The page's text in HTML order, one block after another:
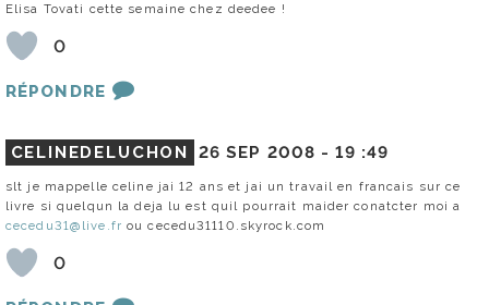
Elisa Tovati cette semaine chez deedee !
0
RÉPONDRE
CELINEDELUCHON 26 SEP 2008 -19 :49
slt je mappelle celine jai 12 ans et jai un travail en francais sur ce
livre si quelqun la deja lu est quil pourrait maider conatcter moi a
cecedu31@live.fr ou cecedu31110.skyrock.com
0